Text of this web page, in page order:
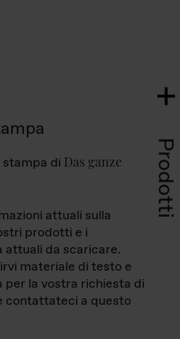
Prodotti
stampa di Das ganze
attuali sulla
prodotti e i
da scaricare.
materiale di testo e
per la vostra richiesta di
contattateci a questo